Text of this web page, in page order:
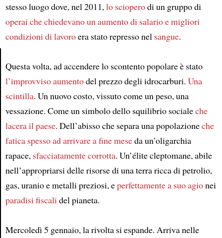
Article
stesso luogo dove, nel 2011,lo scioperodi un gruppo di
operaiche chiedevano un aumento di salario e migliori
condizioni di lavoroera stato represso nel sangue.
Questa volta, ad accendere lo scontento popolare è stato
l’improvviso aumentodel prezzo degli idrocarburi. Una
scintilla. Un nuovo costo, vissuto come un peso, una
vessazione. Come un simbolo dello squilibrio socialeche
lacera il paese. Dell’abisso che separa una popolazioneche
fatica spesso ad arrivare a fine meseda un’oligarchia
rapace, sfacciatamente corrotta. Un’élite cleptomane, abile
nell’appropriarsi delle risorse di una terra ricca di petrolio,
gas, uranio e metalli preziosi, eperfettamente a suo agionei
paradisi fiscalidel pianeta.
Mercoledì 5 gennaio, la rivolta si espande. Arriva nelle